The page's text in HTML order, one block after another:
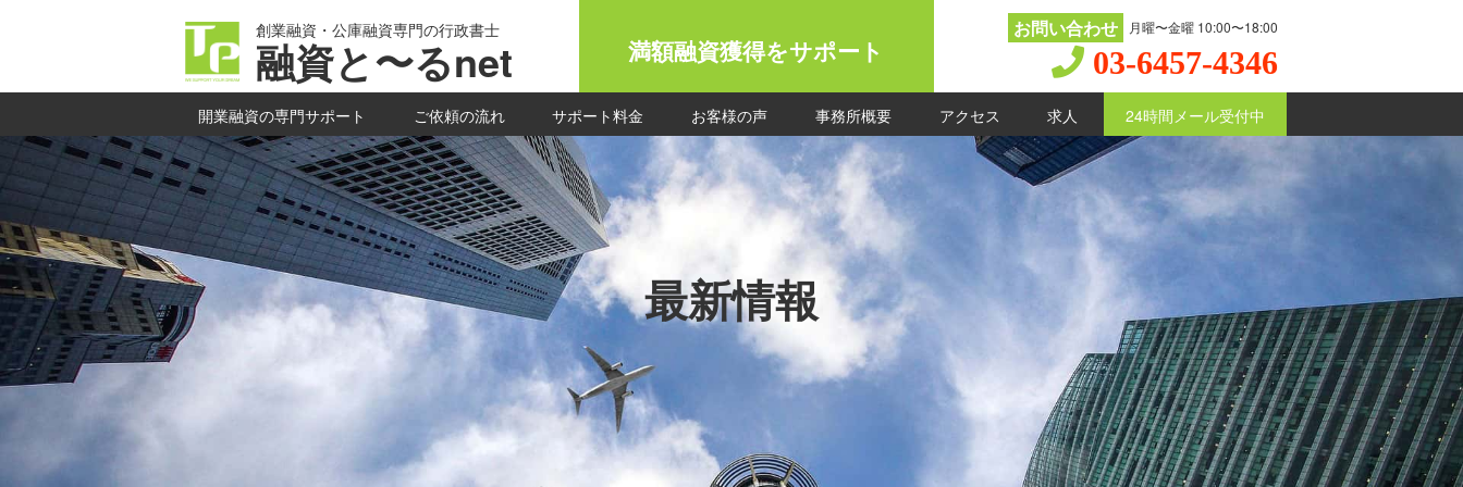
創業融資・公庫融資専門の行政書士
融資と〜るnet 満額融資獲得をサポート
お問い合わせ 月曜〜金曜 10:00〜18:00
03-6457-4346
開業融資の専門サポート ご依頼の流れ サポート料金 お客様の声 事務所概要 アクセス 求人 24時間メール受付中
最新情報